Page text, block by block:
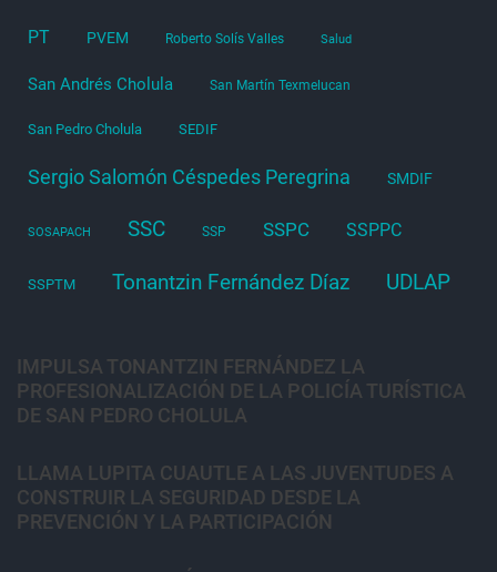
PT PVEM Roberto Solís Valles Salud
San Andrés Cholula San Martín Texmelucan
San Pedro Cholula SEDIF
Sergio Salomón Céspedes Peregrina SMDIF
SOSAPACH SSC SSP SSPC SSPPC
SSPTM Tonantzin Fernández Díaz UDLAP
IMPULSA TONANTZIN FERNÁNDEZ LA
PROFESIONALIZACIÓN DE LA POLICÍA TURÍSTICA
DE SAN PEDRO CHOLULA
LLAMA LUPITA CUAUTLE A LAS JUVENTUDES A
CONSTRUIR LA SEGURIDAD DESDE LA
PREVENCIÓN Y LA PARTICIPACIÓN